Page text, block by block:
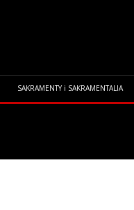
SAKRAMENTY i SAKRAMENTALIA